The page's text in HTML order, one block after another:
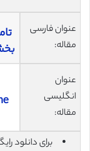
عنوان فارسی
مقاله:
عنوان
انگلیسی
مقاله: